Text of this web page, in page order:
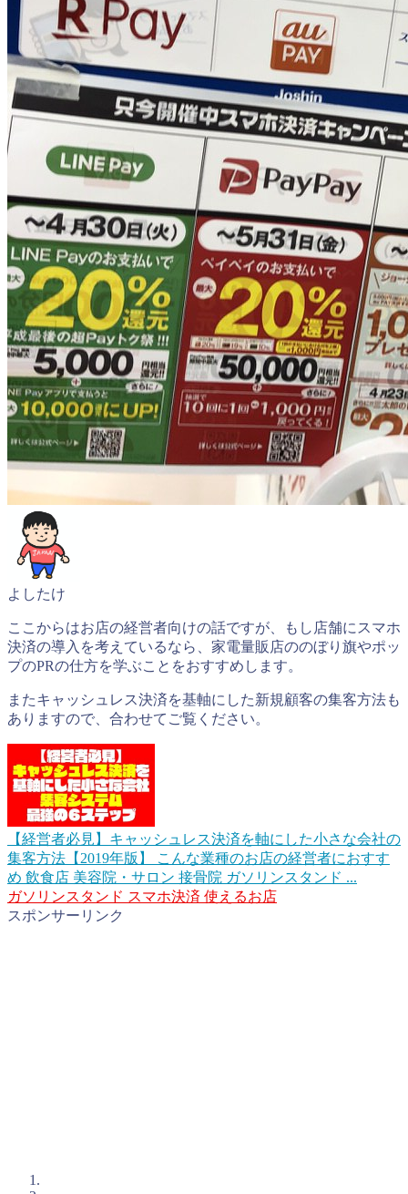
よしたけ
ここからはお店の経営者向けの話ですが、もし店舗にスマホ
決済の導入を考えているなら、家電量販店ののぼり旗やポッ
プのPRの仕方を学ぶことをおすすめします。
またキャッシュレス決済を基軸にした新規顧客の集客方法も
ありますので、合わせてご覧ください。
【経営者必見】キャッシュレス決済を軸にした小さな会社の
集客方法【2019年版】
こんな業種のお店の経営者におすす
め 飲食店 美容院・サロン 接骨院 ガソリンスタンド ...
ガソリンスタンド スマホ決済 使えるお店
スポンサーリンク